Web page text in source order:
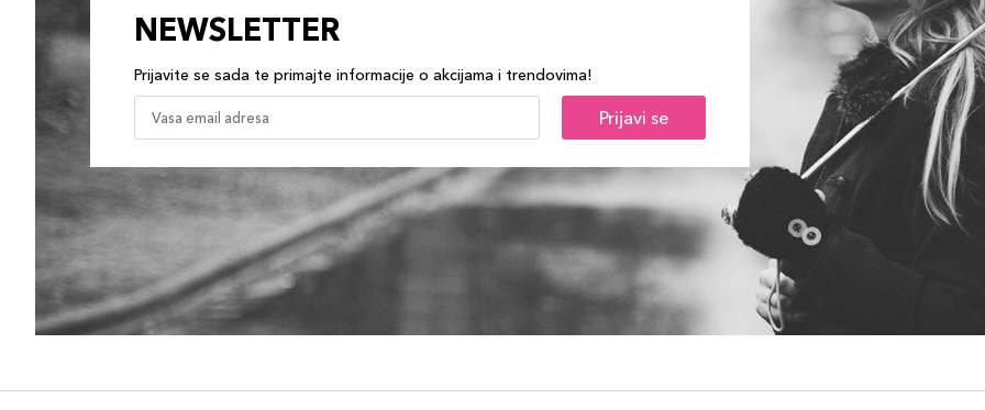
NEWSLETTER
Prijavite se sada te primajte informacije o akcijama i trendovima!
Prijavi se